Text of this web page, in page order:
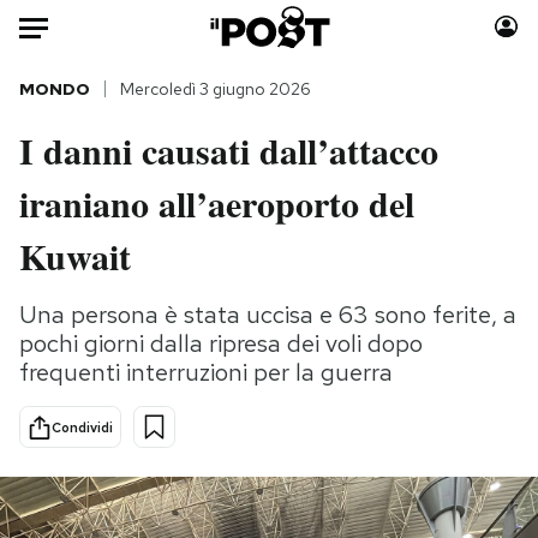
Auto
HOME
Italia
Politica
Internet
Scienza
Cultura
Economia
Sport
Moda
Storie/Idee
Ok Boomer!
Media
Mondiali calcio 2026
MONDO Mercoledì 3 giugno 2026
I danni causati dall’attacco
iraniano all’aeroporto del
Kuwait
Una persona è stata uccisa e 63 sono ferite, a
pochi giorni dalla ripresa dei voli dopo
frequenti interruzioni per la guerra
Condividi